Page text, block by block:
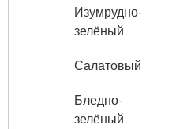
Изумрудно-
зелёный
Салатовый
Бледно-
зелёный